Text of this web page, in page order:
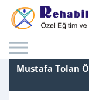
Mustafa Tolan